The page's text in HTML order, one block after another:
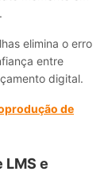
elimina o erro
entre
digital.
de
e